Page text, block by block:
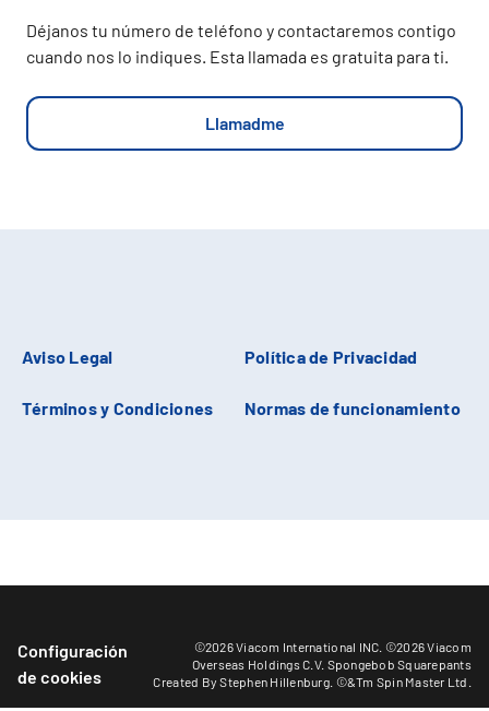
Déjanos tu número de teléfono y contactaremos contigo
cuando nos lo indiques. Esta llamada es gratuita para ti.
Llamadme
Aviso Legal Política de Privacidad
Términos y Condiciones Normas de funcionamiento
Configuración
de cookies
©2026 Viacom International INC. ©2026 Viacom
Overseas Holdings C.V. Spongebob Squarepants
Created By Stephen Hillenburg. ©&Tm Spin Master Ltd.